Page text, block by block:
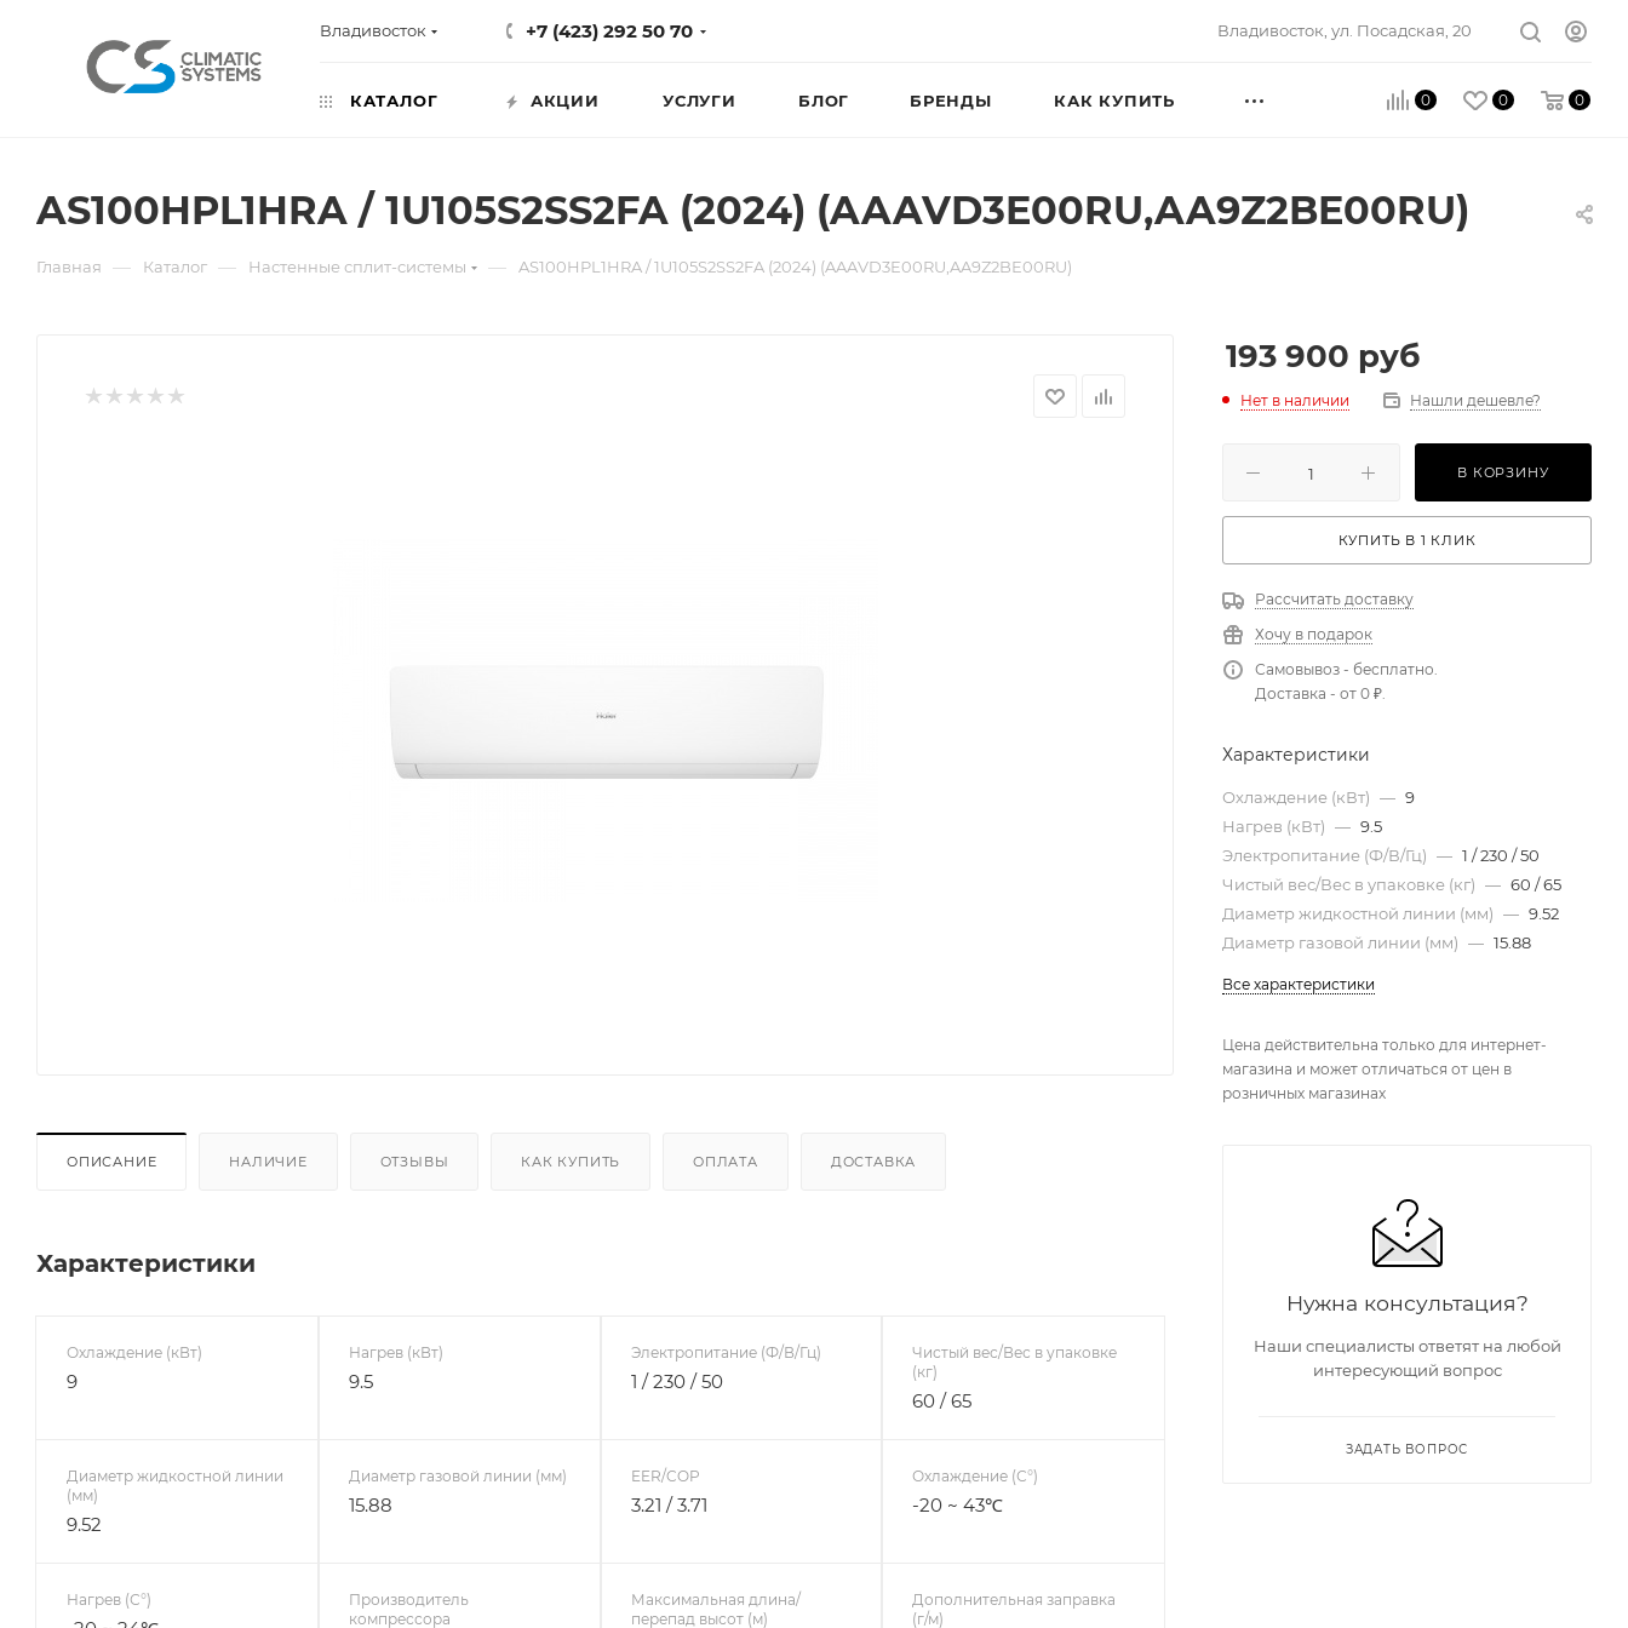
Владивосток +7 (423) 292 50 70 Владивосток, ул. Посадская, 20
0 0 0
КАТАЛОГ АКЦИИ УСЛУГИ БЛОГ БРЕНДЫ КАК КУПИТЬ
AS100HPL1HRA / 1U105S2SS2FA (2024) (AAAVD3E00RU,AA9Z2BE00RU)
Главная — Каталог — Настенные сплит-системы — AS100HPL1HRA / 1U105S2SS2FA (2024) (AAAVD3E00RU,AA9Z2BE00RU)
ОПИСАНИЕ НАЛИЧИЕ ОТЗЫВЫ КАК КУПИТЬ ОПЛАТА ДОСТАВКА
Характеристики
Охлаждение (кВт)
9
Нагрев (кВт)
9.5
Электропитание (Ф/В/Гц)
1 / 230 / 50
Чистый вес/Вес в упаковке
(кг)
60 / 65
Диаметр жидкостной линии
(мм)
9.52
Диаметр газовой линии (мм)
15.88
EER/COP
3.21 / 3.71
Охлаждение (С°)
-20 ~ 43℃
Нагрев (С°)
Производитель
компрессора
Максимальная длина/
перепад высот (м)
Дополнительная заправка
(г/м)
193 900 руб
Нет в наличии Нашли дешевле?
В КОРЗИНУ
КУПИТЬ В 1 КЛИК
Рассчитать доставку
Хочу в подарок
Самовывоз - бесплатно.
Доставка - от 0 ₽.
Характеристики
Охлаждение (кВт) — 9
Нагрев (кВт) — 9.5
Электропитание (Ф/В/Гц) — 1 / 230 / 50
Чистый вес/Вес в упаковке (кг) — 60 / 65
Диаметр жидкостной линии (мм) — 9.52
Диаметр газовой линии (мм) — 15.88
Все характеристики
Цена действительна только для интернет-
магазина и может отличаться от цен в
розничных магазинах
Нужна консультация?
Наши специалисты ответят на любой
интересующий вопрос
ЗАДАТЬ ВОПРОС